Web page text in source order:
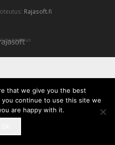
Rajasoft.fi
ja toteutus
that we give you the best
continue to use this site we
are happy with it.